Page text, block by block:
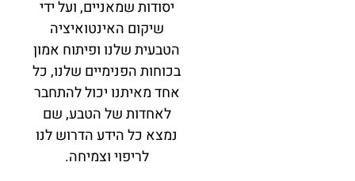
יסודות שמאניים, ועל ידי
שיקום האינטואיציה
הטבעית שלנו ופיתוח אמון
בכוחות הפנימיים שלנו, כל
אחד מאיתנו יכול להתחבר
לאחדות של הטבע, שם
נמצא כל הידע הדרוש לנו
לריפוי וצמיחה.